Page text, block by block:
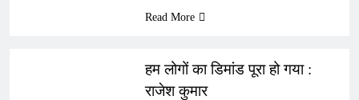
Read More
हम लोगों का डिमांड पूरा हो गया :
राजेश कुमार